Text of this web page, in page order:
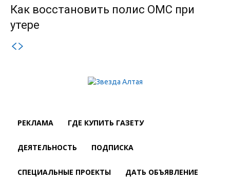
Как восстановить полис ОМС при
утере
РЕКЛАМА ГДЕ КУПИТЬ ГАЗЕТУ
ДЕЯТЕЛЬНОСТЬ ПОДПИСКА
СПЕЦИАЛЬНЫЕ ПРОЕКТЫ ДАТЬ ОБЪЯВЛЕНИЕ